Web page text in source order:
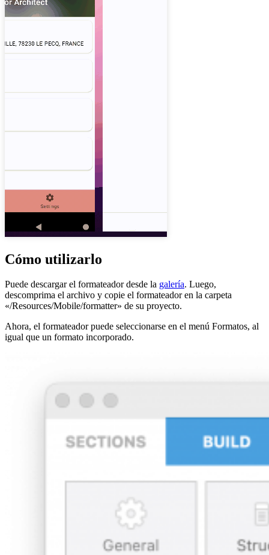
Cómo utilizarlo
Puede descargar el formateador desde la galería. Luego,
descomprima el archivo y copie el formateador en la carpeta
«/Resources/Mobile/formatter» de su proyecto.
Ahora, el formateador puede seleccionarse en el menú Formatos, al
igual que un formato incorporado.